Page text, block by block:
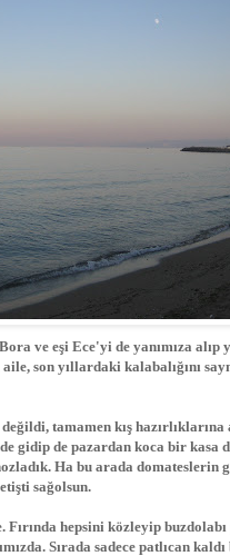
ve eşi Ece'yi de yanımıza
son yıllardaki kalabalığını
tamamen kış
gidip de pazardan koca bir kasa
Ha bu arada domateslerin
sağolsun.
hepsini közleyip
Sırada sadece patlıcan